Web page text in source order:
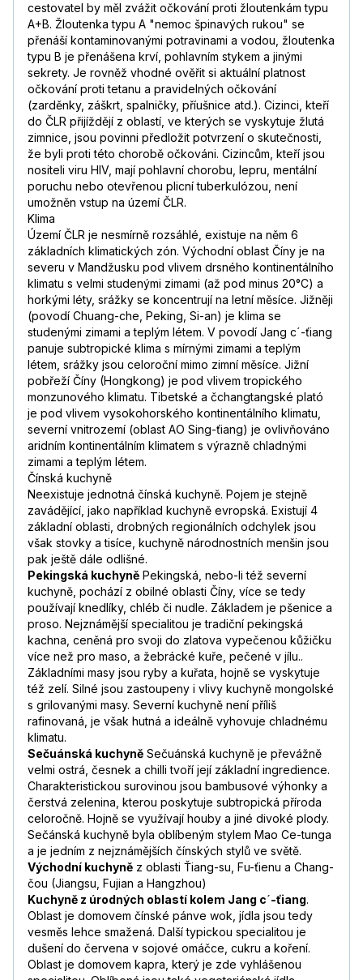
cestovatel by měl zvážit očkování proti žloutenkám typu
A+B. Žloutenka typu A "nemoc špinavých rukou" se
přenáší kontaminovanými potravinami a vodou, žloutenka
typu B je přenášena krví, pohlavním stykem a jinými
sekrety. Je rovněž vhodné ověřit si aktuální platnost
očkování proti tetanu a pravidelných očkování
(zarděnky, záškrt, spalničky, příušnice atd.). Cizinci, kteří
do ČLR přijíždějí z oblastí, ve kterých se vyskytuje žlutá
zimnice, jsou povinni předložit potvrzení o skutečnosti,
že byli proti této chorobě očkováni. Cizincům, kteří jsou
nositeli viru HIV, mají pohlavní chorobu, lepru, mentální
poruchu nebo otevřenou plicní tuberkulózou, není
umožněn vstup na území ČLR.
Klima
Území ČLR je nesmírně rozsáhlé, existuje na něm 6
základních klimatických zón. Východní oblast Číny je na
severu v Mandžusku pod vlivem drsného kontinentálního
klimatu s velmi studenými zimami (až pod minus 20°C) a
horkými léty, srážky se koncentrují na letní měsíce. Jižněji
(povodí Chuang-che, Peking, Si-an) je klima se
studenými zimami a teplým létem. V povodí Jang c´-ťiang
panuje subtropické klima s mírnými zimami a teplým
létem, srážky jsou celoroční mimo zimní měsíce. Jižní
pobřeží Číny (Hongkong) je pod vlivem tropického
monzunového klimatu. Tibetské a čchangtangské plató
je pod vlivem vysokohorského kontinentálního klimatu,
severní vnitrozemí (oblast AO Sing-ťiang) je ovlivňováno
aridním kontinentálním klimatem s výrazně chladnými
zimami a teplým létem.
Čínská kuchyně
Neexistuje jednotná čínská kuchyně. Pojem je stejně
zavádějící, jako například kuchyně evropská. Existují 4
základní oblasti, drobných regionálních odchylek jsou
však stovky a tisíce, kuchyně národnostních menšin jsou
pak ještě dále odlišné.
Pekingská kuchyně Pekingská, nebo-li též severní
kuchyně, pochází z obilné oblasti Číny, více se tedy
používají knedlíky, chléb či nudle. Základem je pšenice a
proso. Nejznámější specialitou je tradiční pekingská
kachna, ceněná pro svoji do zlatova vypečenou kůžičku
více než pro maso, a žebrácké kuře, pečené v jílu..
Základními masy jsou ryby a kuřata, hojně se vyskytuje
též zelí. Silné jsou zastoupeny i vlivy kuchyně mongolské
s grilovanými masy. Severní kuchyně není příliš
rafinovaná, je však hutná a ideálně vyhovuje chladnému
klimatu.
Sečuánská kuchyně Sečuánská kuchyně je převážně
velmi ostrá, česnek a chilli tvoří její základní ingredience.
Charakteristickou surovinou jsou bambusové výhonky a
čerstvá zelenina, kterou poskytuje subtropická příroda
celoročně. Hojně se využívají houby a jiné divoké plody.
Sečánská kuchyně byla oblíbeným stylem Mao Ce-tunga
a je jedním z nejznámějších čínských stylů ve světě.
Východní kuchyně z oblasti Ťiang-su, Fu-ťienu a Chang-
čou (Jiangsu, Fujian a Hangzhou)
Kuchyně z úrodných oblastí kolem Jang c´-ťiang.
Oblast je domovem čínské pánve wok, jídla jsou tedy
vesměs lehce smažená. Další typickou specialitou je
dušení do červena v sojové omáčce, cukru a koření.
Oblast je domovem kapra, který je zde vyhlášenou